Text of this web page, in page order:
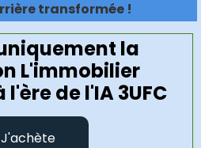
transformée !
la
L'immobilier
de l'IA 3UFC
J'achète